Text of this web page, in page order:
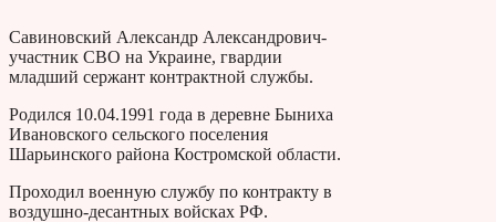
Савиновский Александр Александрович-
участник СВО на Украине, гвардии
младший сержант контрактной службы.
Родился 10.04.1991 года в деревне Быниха
Ивановского сельского поселения
Шарьинского района Костромской области.
Проходил военную службу по контракту в
воздушно-десантных войсках РФ.